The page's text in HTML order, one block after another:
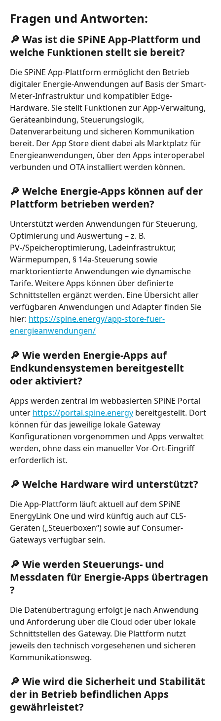
Fragen und Antworten:
🔎 Was ist die SPiNE App-Plattform und
welche Funktionen stellt sie bereit?
Die SPiNE App-Plattform ermöglicht den Betrieb
digitaler Energie-Anwendungen auf Basis der Smart-
Meter-Infrastruktur und kompatibler Edge-
Hardware. Sie stellt Funktionen zur App-Verwaltung,
Geräteanbindung, Steuerungslogik,
Datenverarbeitung und sicheren Kommunikation
bereit. Der App Store dient dabei als Marktplatz für
Energieanwendungen, über den Apps interoperabel
verbunden und OTA installiert werden können.
🔎 Welche Energie-Apps können auf der
Plattform betrieben werden?
Unterstützt werden Anwendungen für Steuerung,
Optimierung und Auswertung – z. B.
PV-/Speicheroptimierung, Ladeinfrastruktur,
Wärmepumpen, § 14a-Steuerung sowie
marktorientierte Anwendungen wie dynamische
Tarife. Weitere Apps können über definierte
Schnittstellen ergänzt werden. Eine Übersicht aller
verfügbaren Anwendungen und Adapter finden Sie
hier: https://spine.energy/app-store-fuer-
energieanwendungen/
🔎 Wie werden Energie-Apps auf
Endkundensystemen bereitgestellt
oder aktiviert?
Apps werden zentral im webbasierten SPiNE Portal
unter https://portal.spine.energy bereitgestellt. Dort
können für das jeweilige lokale Gateway
Konfigurationen vorgenommen und Apps verwaltet
werden, ohne dass ein manueller Vor-Ort-Eingriff
erforderlich ist.
🔎 Welche Hardware wird unterstützt?
Die App-Plattform läuft aktuell auf dem SPiNE
EnergyLink One und wird künftig auch auf CLS-
Geräten („Steuerboxen“) sowie auf Consumer-
Gateways verfügbar sein.
🔎 Wie werden Steuerungs- und
Messdaten für Energie-Apps übertragen
?
Die Datenübertragung erfolgt je nach Anwendung
und Anforderung über die Cloud oder über lokale
Schnittstellen des Gateway. Die Plattform nutzt
jeweils den technisch vorgesehenen und sicheren
Kommunikationsweg.
🔎 Wie wird die Sicherheit und Stabilität
der in Betrieb befindlichen Apps
gewährleistet?